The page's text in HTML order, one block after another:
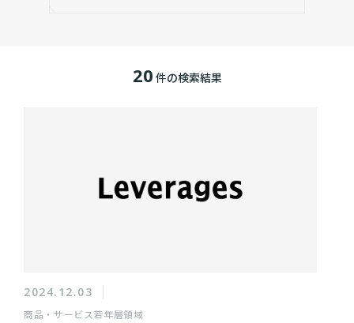
20 件の検索結果
2024.12.03
商品・サービス若年層領域